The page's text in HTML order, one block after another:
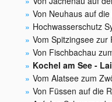
Von Neuhaus auf
Hochwasserschutz
Vom Spitzingsee zur
Von Fischbachau
Kochel am See -
Vom Alatsee zum
Von Füssen auf die